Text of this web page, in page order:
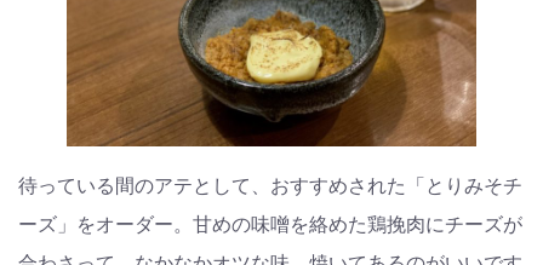
待っている間のアテとして、おすすめされた「とりみそチ
ーズ」をオーダー。甘めの味噌を絡めた鶏挽肉にチーズが